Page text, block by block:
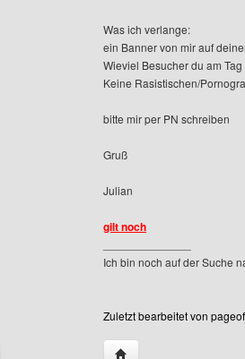
Was ich verlange:
ein Banner von mir auf
Wieviel Besucher du am
Keine Rasistischen/
bitte mir per PN schreiben
Gruß
Julian
gilt noch
Ich bin noch auf der Suche
Zuletzt bearbeitet von
Website dieses